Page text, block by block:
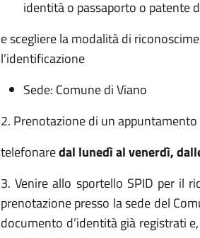
identità o passaporto o patente
e scegliere la modalità di
l’identificazione
Sede: Comune di Viano
2. Prenotazione di un
telefonaredal lunedì al venerdì,
3. Venire allo sportello SPID per il
prenotazione presso la sede del
documento d’identità già registrati